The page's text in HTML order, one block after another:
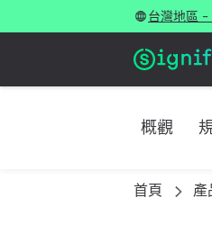
台灣地區 -
概觀
首頁 產